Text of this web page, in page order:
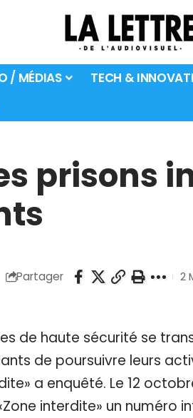
/ MÉDIAS TECH &
prisons
Partager 2
de haute sécurité se
de poursuivre leurs
a enquêté. Le 12
interdite» un numéro